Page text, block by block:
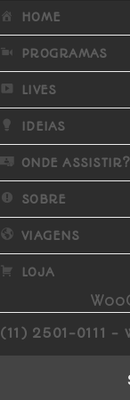
HOME
PROGRAMAS
LIVES
IDEIAS
ONDE ASSISTIR?
SOBRE
VIAGENS
LOJA
(11) 2501-0111 -